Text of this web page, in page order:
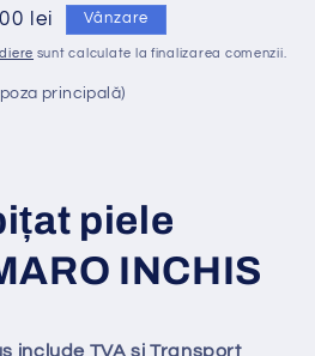
lei Vânzare
sunt calculate la finalizarea comenzii.
principală)
țat piele
INCHIS
include TVA si Transport